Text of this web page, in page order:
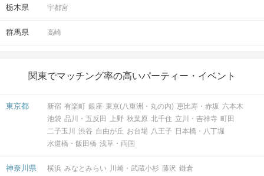
栃木県 宇都宮
群馬県 高崎
関東でマッチング率の高いパーティー・イベント
東京都 新宿 有楽町 銀座 東京(八重洲・丸の内) 恵比寿・赤坂 六本木
池袋 品川・五反田 上野 秋葉原 北千住 立川・吉祥寺 町田
二子玉川
渋谷 自由が丘 お台場 八王子 日本橋・八丁堀
水道橋・飯田橋 浅草・両国
神奈川県 横浜 みなとみらい 川崎・武蔵小杉 藤沢 鎌倉